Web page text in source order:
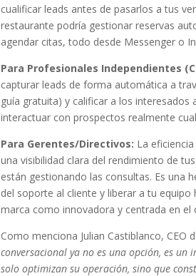
cualificar leads antes de pasarlos a tus
restaurante podría gestionar reservas
agendar citas, todo desde Messenger o
Para Profesionales Independientes
capturar leads de forma automática a
guía gratuita) y calificar a los
interactuar con prospectos realmente
Para Gerentes/Directivos: La
una visibilidad clara del rendimiento de
están gestionando las consultas. Es una
del soporte al cliente y liberar a tu
marca como innovadora y centrada en el
Como menciona Julian Castiblanco,
conversacional ya no es una opción, es
solo optimizan su operación, sino que